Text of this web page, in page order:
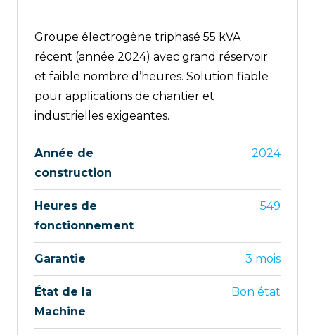
Groupe électrogène triphasé 55 kVA
récent (année 2024) avec grand réservoir
et faible nombre d’heures. Solution fiable
pour applications de chantier et
industrielles exigeantes.
Année de
construction
2024
Heures de
fonctionnement
549
Garantie 3 mois
État de la
Machine
Bon état